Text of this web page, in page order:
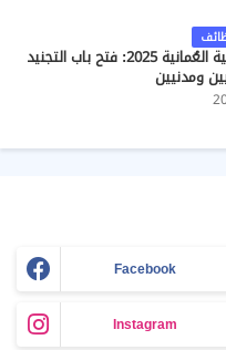
وظائف البحرية السُلطانية العُمانية 2025: فتح باب التجنيد
ومدنيين
Facebook
Instagram